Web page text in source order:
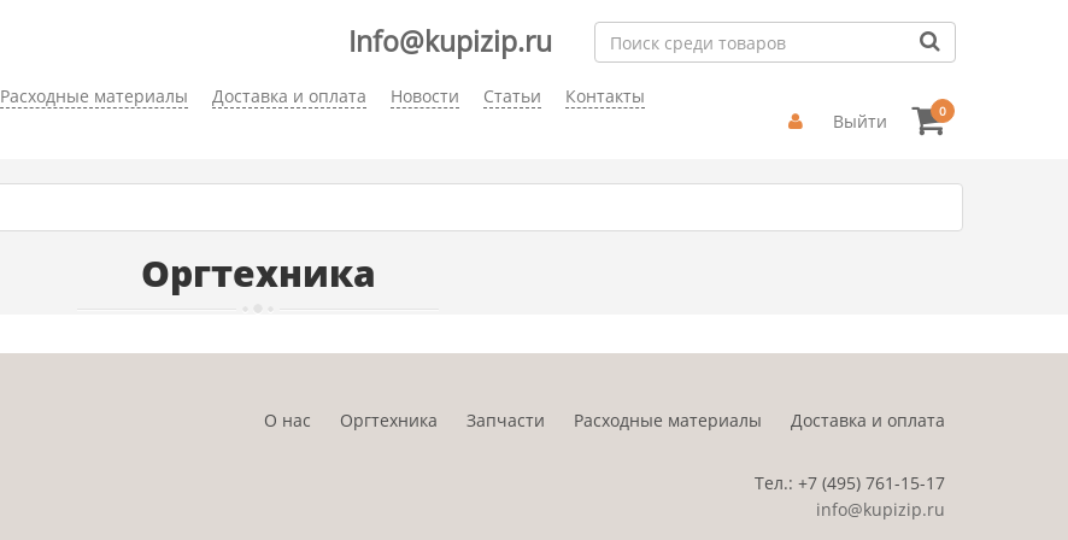
Расходные материалы Доставка и оплата Новости Статьи Контакты
Info@kupizip.ru
Выйти 0
Оргтехника
О нас Оргтехника Запчасти Расходные материалы Доставка и оплата
Тел.: +7 (495) 761-15-17
info@kupizip.ru